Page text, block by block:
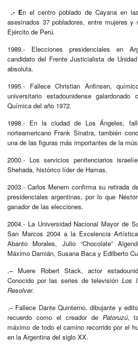
.- En el centro poblado de Cayana en
asesinados 37 pobladores, entre mujeres y
Ejército de Perú.
1989.- Elecciones presidenciales en
candidato del Frente Justicialista de
absoluta.
1995.- Fallece Christian Anfinsen,
universitario estadounidense
Química del año 1972.​
1998.- En la ciudad de Los Ángeles,
norteamericano Frank Sinatra, también
una de las figuras más importantes de la
2000.- Los servicios penitenciarios
Shehada, histórico líder de Hamas.
2003.- Carlos Menem confirma su retirada
presidenciales argentinas, por lo que
ganador de las elecciones.
2004.- La Universidad Nacional Mayor de
San Marcos 2004 a la Excelencia
Abanto Morales, Julio “Chocolate”
Máximo Damián, Susana Baca y Edilberto
.– Muere Robert Stack, actor
Conocido por las series de televisiónLos
Resolver.
.– Fallece Dante Quinterno, dibujante y
recuerdo como el creador de Patoruzú,
máximo de todo el camino recorrido por el
en la Argentina del siglo XX.